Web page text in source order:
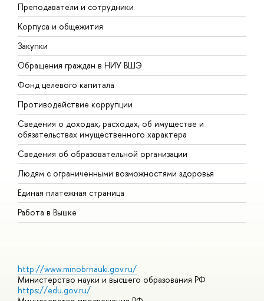
Преподаватели и сотрудники
Корпуса и общежития
Закупки
Обращения граждан в НИУ ВШЭ
Фонд целевого капитала
Противодействие коррупции
Сведения о доходах, расходах, об имуществе и
обязательствах имущественного характера
Сведения об образовательной организации
Людям с ограниченными возможностями здоровья
Единая платежная страница
Работа в Вышке
http://www.minobrnauki.gov.ru/
Министерство науки и высшего образования РФ
https://edu.gov.ru/